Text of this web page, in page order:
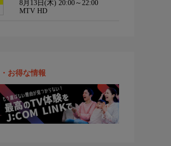
8月13日(木) 20:00～22:00
MTV HD
お得な情報